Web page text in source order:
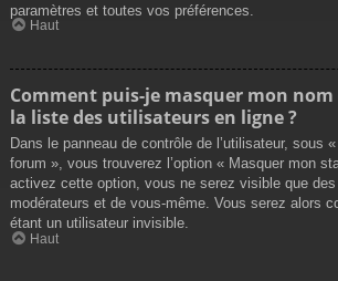
paramètres et toutes vos préférences.
Haut
Comment puis-je masquer mon
la liste des utilisateurs en ligne ?
Dans le panneau de contrôle de l’utilisateur, sous
forum », vous trouverez l’option « Masquer mon
activez cette option, vous ne serez visible que
modérateurs et de vous-même. Vous serez alors
étant un utilisateur invisible.
Haut